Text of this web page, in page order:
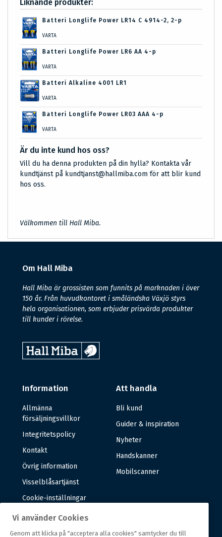
Liknande produkter:
Batteri Longlife Power LR14 C 4914-2, 2-p
VARTA
Batteri Longlife Power LR6 AA 4-p
VARTA
Batteri Alkaline 4001 LR1
VARTA
Batteri Longlife Power LR03 AAA 4-p
VARTA
Är du inte kund hos oss?
Vill du ha denna produkten på din hylla? Kontakta vår
kundtjänst på kundtjanst@hallmiba.com för att blir kund
hos oss.
Välkommen till Hall Miba.
Om Hall Miba
Hall Miba är grossisten som funnits på marknaden i över
150 år. Från huvudkontoret i småländska Växjö styrs
hela organisationen, som erbjuder prisvärda produkter
till kunder i rörelse.
Information
Allmänna
försäljningsvillkor
Integritetspolicy
Kontakt
Övrig information
Visselblåsartjänst
Cookie-inställningar
Att handla
Bli kund
Guider & inspiration
Nyheter
Handskanner
Mobilscanner
Vi använder Cookies
Genom att klicka på "acceptera alla cookies" samtycker du till